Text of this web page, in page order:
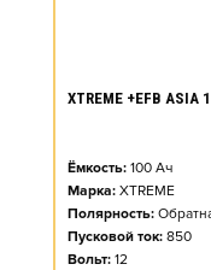
XTREME +EFB
Ёмкость: 100 Ач
Марка: XTREME
Полярность:
Пусковой ток: 850
Вольт: 12